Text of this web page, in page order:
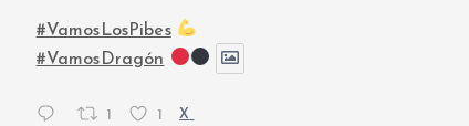
#VamosLosPibes
#VamosDragón
1 1 X